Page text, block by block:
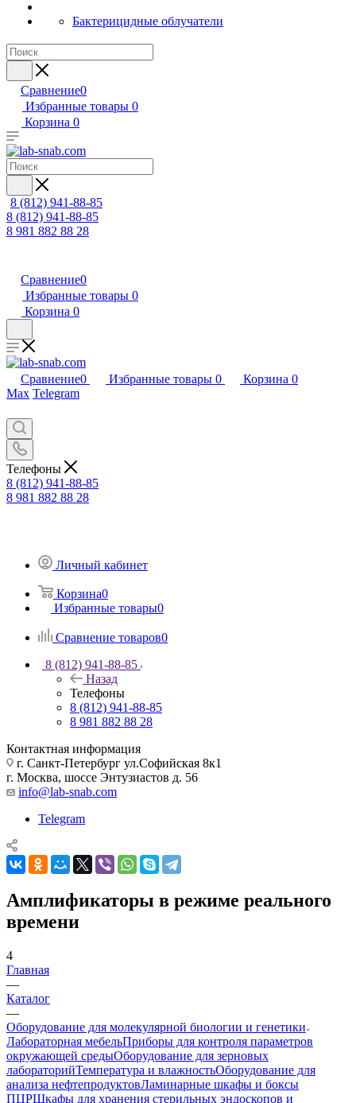
Бактерицидные облучатели
Сравнение0
Избранные товары 0
Корзина 0
8 (812) 941-88-85
8 (812) 941-88-85
8 981 882 88 28
Сравнение0
Избранные товары 0
Корзина 0
Сравнение0 Избранные товары 0 Корзина 0
Max Telegram
Телефоны
8 (812) 941-88-85
8 981 882 88 28
Личный кабинет
Корзина0
Избранные товары0
Сравнение товаров0
8 (812) 941-88-85
Назад
Телефоны
8 (812) 941-88-85
8 981 882 88 28
Контактная информация
г. Санкт-Петербург ул.Софийская 8к1
г. Москва, шоссе Энтузиастов д. 56
info@lab-snab.com
Telegram
Амплификаторы в режиме реального
времени
4
Главная
—
Каталог
—
Оборудование для молекулярной биологии и генетики
Лабораторная мебельПриборы для контроля параметров
окружающей средыОборудование для зерновых
лабораторийТемпература и влажностьОборудование для
анализа нефтепродуктовЛаминарные шкафы и боксы
ПЦРШкафы для хранения стерильных эндоскопов и